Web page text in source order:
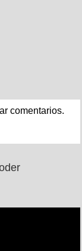
comentarios.